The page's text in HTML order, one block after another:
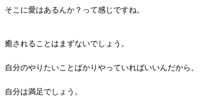
そこに愛はあるんか？って感じですね。
癒されることはまずないでしょう。
自分のやりたいことばかりやっていればいいんだから。
自分は満足でしょう。